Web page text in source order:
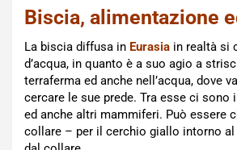
Biscia, alimentazione
La biscia diffusa in Eurasia in realtà si
d’acqua, in quanto è a suo agio a
terraferma ed anche nell’acqua, dove
cercare le sue prede. Tra esse ci sono i
ed anche altri mammiferi. Può essere
collare – per il cerchio giallo intorno